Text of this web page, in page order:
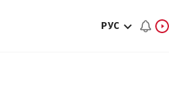
РУС